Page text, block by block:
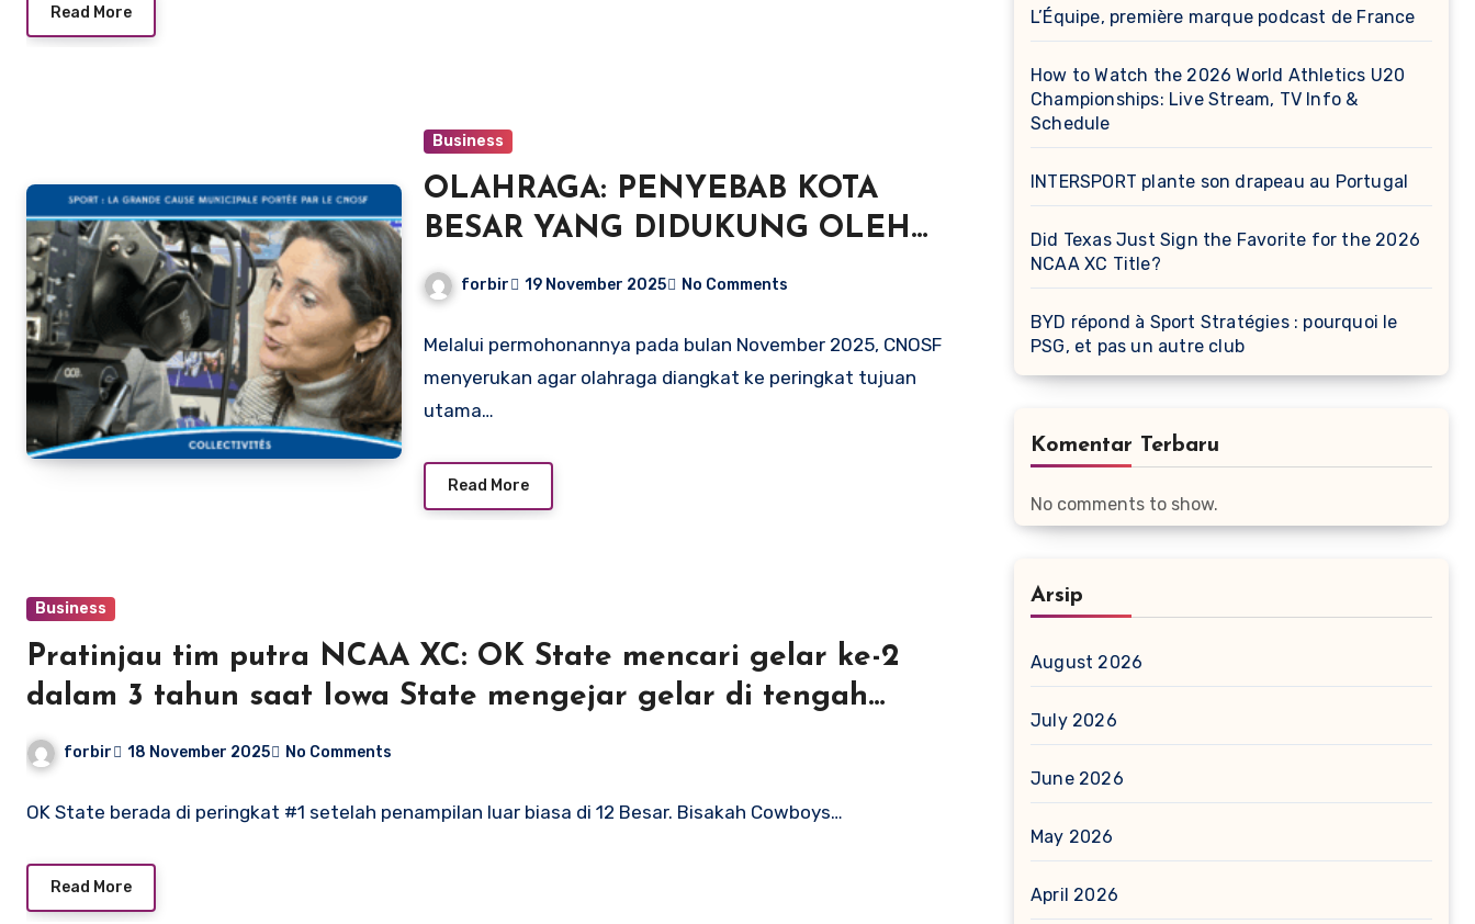
Read More
Business
OLAHRAGA: PENYEBAB KOTA
BESAR YANG DIDUKUNG OLEH
CNOSF
forbir 19 November 2025 No Comments
Melalui permohonannya pada bulan November 2025, CNOSF
menyerukan agar olahraga diangkat ke peringkat tujuan
utama…
Read More
Business
Pratinjau tim putra NCAA XC: OK State mencari gelar ke-2
dalam 3 tahun saat Iowa State mengejar gelar di tengah
kontroversi
forbir 18 November 2025 No Comments
OK State berada di peringkat #1 setelah penampilan luar biasa di 12 Besar. Bisakah Cowboys…
Read More
L’Équipe, première marque podcast de France
How to Watch the 2026 World Athletics U20
Championships: Live Stream, TV Info &
Schedule
INTERSPORT plante son drapeau au Portugal
Did Texas Just Sign the Favorite for the 2026
NCAA XC Title?
BYD répond à Sport Stratégies : pourquoi le
PSG, et pas un autre club
Komentar Terbaru
No comments to show.
Arsip
August 2026
July 2026
June 2026
May 2026
April 2026